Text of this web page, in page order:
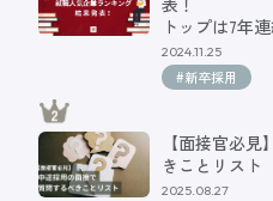
トップは7年
2024.11.25
#新卒採用
【面接官必
きことリスト
2025.08.27